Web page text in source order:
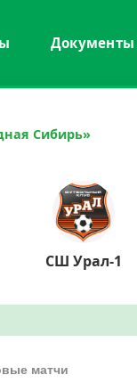
Документы
Сибирь»
СШ Урал-1
матчи